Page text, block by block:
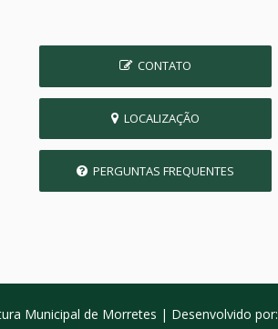
CONTATO
LOCALIZAÇÃO
PERGUNTAS FREQUENTES
Municipal de Morretes | Desenvolvido por: